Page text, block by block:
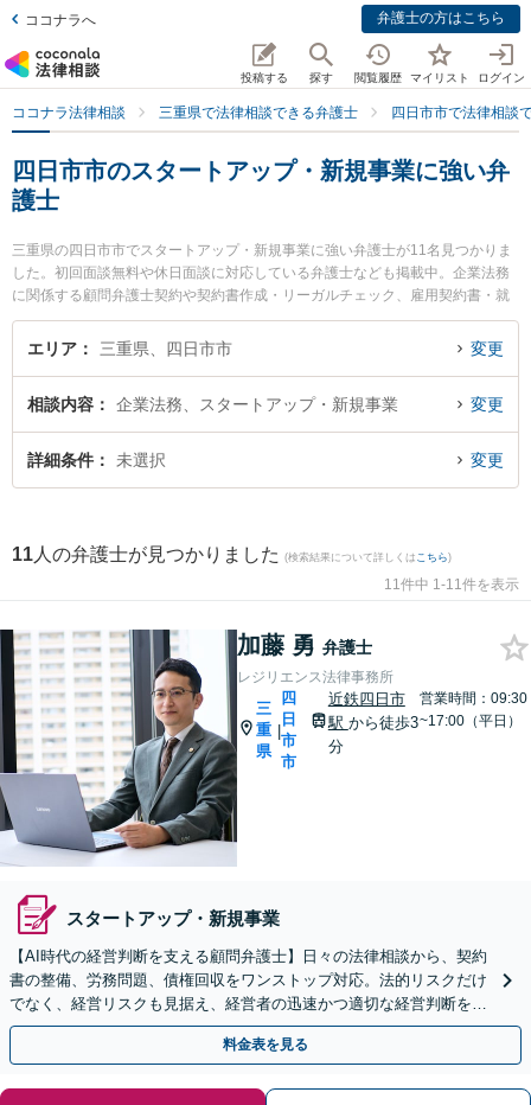
ココナラへ 弁護士の方はこちら
投稿する 探す 閲覧履歴 マイリスト ログイン
ココナラ法律相談 三重県で法律相談できる弁護士 四日市市で法律相談
四日市市のスタートアップ・新規事業に強い弁
護士
三重県の四日市市でスタートアップ・新規事業に強い弁護士が11名見つかりま
した。初回面談無料や休日面談に対応している弁護士なども掲載中。企業法務
に関係する顧問弁護士契約や契約書作成・リーガルチェック、雇用契約書・就
業規則作成等の細かな分野での絞り込み検索もでき便利です。特にレジリエン
ス法律事務所の加藤 勇弁護士や四日市SG法律事務所の大佛 康二弁護士、杉岡
業のトラブルを今すぐに弁護士に相談したい』『スタートアップ・新規事業の
トラブル解決の実績豊富な近くの弁護士を検索したい』『初回相談無料でスタ
ートアップ・新規事業を法律相談できる四日市市内の弁護士に相談予約した
エリア 三重県、四日市市 変更
相談内容 企業法務、スタートアップ・新規事業 変更
詳細条件 未選択 変更
11 人の弁護士が見つかりました (検索結果について詳しくは こちら)
11件中 1-11件を表示
加藤 勇 弁護士
レジリエンス法律事務所
三
重
県
|
四
日
市
市
近鉄四日市
駅 から徒歩3
分
営業時間：09:30
~17:00（平日）
スタートアップ・新規事業
【AI時代の経営判断を支える顧問弁護士】日々の法律相談から、契約
書の整備、労務問題、債権回収をワンストップ対応。法的リスクだけ
でなく、経営リスクも見据え、経営者の迅速かつ適切な経営判断を法
務面からサポートします。
料金表を見る